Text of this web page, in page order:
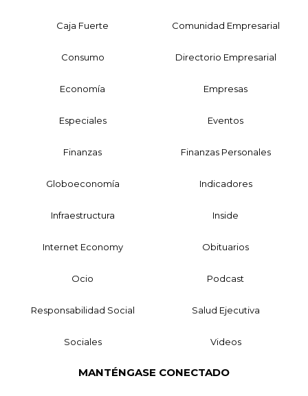
Caja Fuerte Comunidad Empresarial
Consumo Directorio Empresarial
Economía Empresas
Especiales Eventos
Finanzas Finanzas Personales
Globoeconomía Indicadores
Infraestructura Inside
Internet Economy Obituarios
Ocio Podcast
Responsabilidad Social Salud Ejecutiva
Sociales Videos
MANTÉNGASE CONECTADO